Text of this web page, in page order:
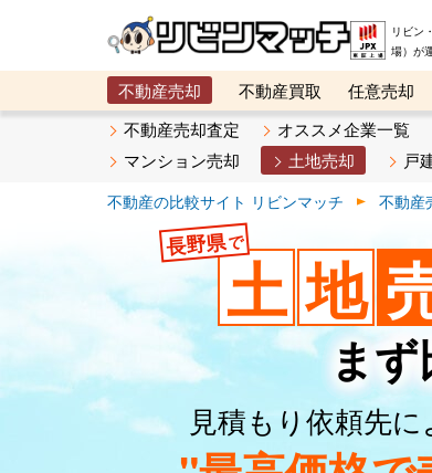
リビン
場）が
不動産売却 不動産買取 任意売却
メタ住宅展示場
ベスト不動産カンパニー
不動産売却査定 オススメ企業一覧
マンション売却
土地売却 戸
不動産の比較サイト リビンマッチ 不動産
長野県で
土 地
まず
見積もり依頼先